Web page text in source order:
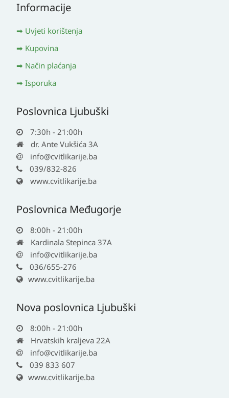
Informacije
Uvjeti korištenja
Kupovina
Način plaćanja
Isporuka
Poslovnica Ljubuški
7:30h - 21:00h
dr. Ante Vukšića 3A
info@cvitlikarije.ba
039/832-826
www.cvitlikarije.ba
Poslovnica Međugorje
8:00h - 21:00h
Kardinala Stepinca 37A
info@cvitlikarije.ba
036/655-276
www.cvitlikarije.ba
Nova poslovnica Ljubuški
8:00h - 21:00h
Hrvatskih kraljeva 22A
info@cvitlikarije.ba
039 833 607
www.cvitlikarije.ba